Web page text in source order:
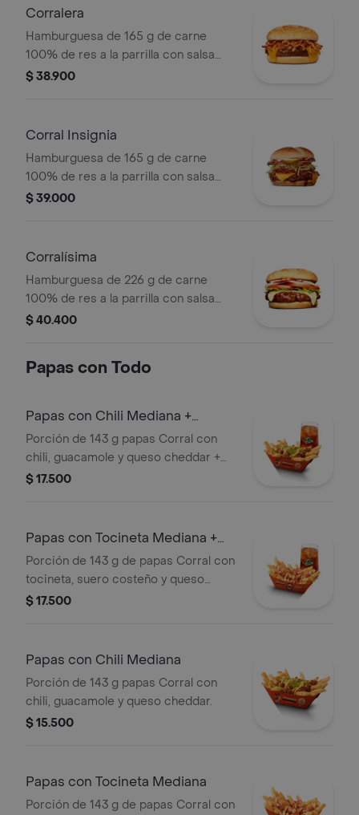
Corralera
Hamburguesa de 165 g de carne
100% de res a la parrilla con salsa
bbq, tocineta, una tajada de queso
$ 38.900
Corral Insignia
Hamburguesa de 165 g de carne
100% de res a la parrilla con salsa
BBQ, tocineta, queso americano,
mostaza en pan papa
$ 39.000
Corralísima
Hamburguesa de 226 g de carne
100% de res a la parrilla con salsa
bbq, queso mozzarella, tomate en
mostaza
$ 40.400
Papas con Todo
Papas con Chili Mediana +
bebida
Porción de 143 g papas Corral con
chili, guacamole y queso cheddar +
bebida
$ 17.500
Papas con Tocineta Mediana +
bebida
Porción de 143 g de papas Corral con
tocineta, suero costeño y queso
cheddar + bebida
$ 17.500
Papas con Chili Mediana
Porción de 143 g papas Corral con
chili, guacamole y queso cheddar.
$ 15.500
Papas con Tocineta Mediana
Porción de 143 g de papas Corral con